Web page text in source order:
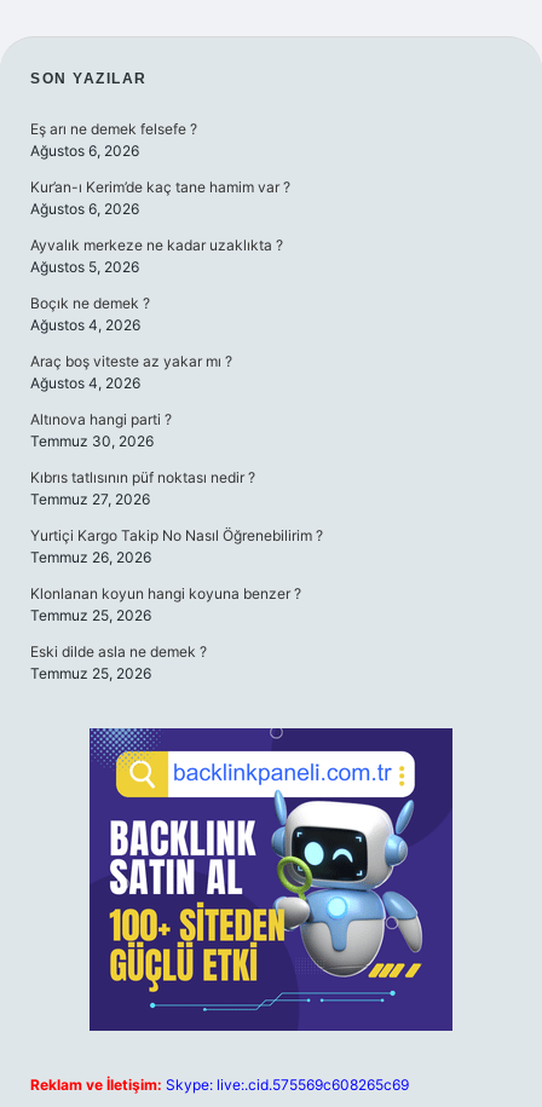
SIDEBAR
SON YAZILAR
Eş arı ne demek felsefe ?
Ağustos 6, 2026
Kur’an-ı Kerim’de kaç tane hamim var ?
Ağustos 6, 2026
Ayvalık merkeze ne kadar uzaklıkta ?
Ağustos 5, 2026
Boçık ne demek ?
Ağustos 4, 2026
Araç boş viteste az yakar mı ?
Ağustos 4, 2026
Altınova hangi parti ?
Temmuz 30, 2026
Kıbrıs tatlısının püf noktası nedir ?
Temmuz 27, 2026
Yurtiçi Kargo Takip No Nasıl Öğrenebilirim ?
Temmuz 26, 2026
Klonlanan koyun hangi koyuna benzer ?
Temmuz 25, 2026
Eski dilde asla ne demek ?
Temmuz 25, 2026
Reklam ve İletişim: Skype: live:.cid.575569c608265c69